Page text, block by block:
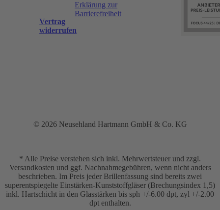
Vertrag
widerrufen
Erklärung zur
Barrierefreiheit
© 2026 Neusehland Hartmann GmbH & Co. KG
* Alle Preise verstehen sich inkl. Mehrwertsteuer und zzgl.
Versandkosten und ggf. Nachnahmegebühren, wenn nicht anders
beschrieben. Im Preis jeder Brillenfassung sind bereits zwei
superentspiegelte Einstärken-Kunststoffgläser (Brechungsindex 1,5)
inkl. Hartschicht in den Glasstärken bis sph +/-6.00 dpt, zyl +/-2.00
dpt enthalten.